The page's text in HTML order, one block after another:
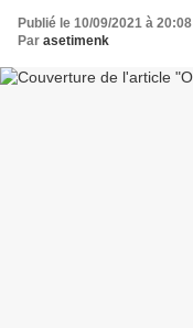
Publié le 10/09/2021 à 20:08
Par asetimenk